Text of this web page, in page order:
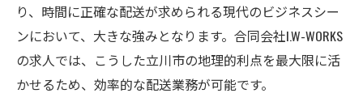
り、時間に正確な配送が求められる現代のビジネスシー
ンにおいて、大きな強みとなります。合同会社I.W-WORKS
の求人では、こうした立川市の地理的利点を最大限に活
かせるため、効率的な配送業務が可能です。